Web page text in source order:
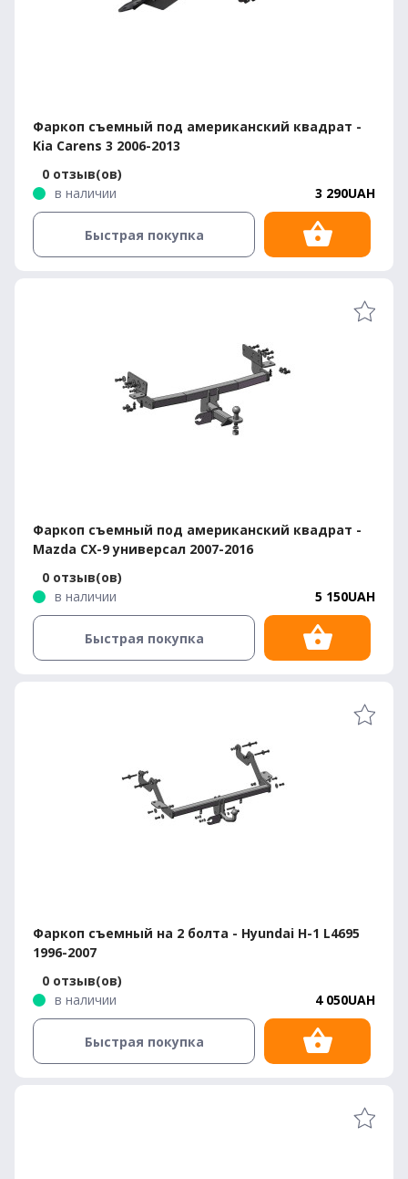
Фаркоп съемный под американский квадрат -
Kia Carens 3 2006-2013
0 отзыв(ов)
в наличии
3 290UAH
Быстрая покупка
Фаркоп съемный под американский квадрат -
Mazda CX-9 универсал 2007-2016
0 отзыв(ов)
в наличии
5 150UAH
Быстрая покупка
Фаркоп съемный на 2 болта - Hyundai H-1 L4695
1996-2007
0 отзыв(ов)
в наличии
4 050UAH
Быстрая покупка